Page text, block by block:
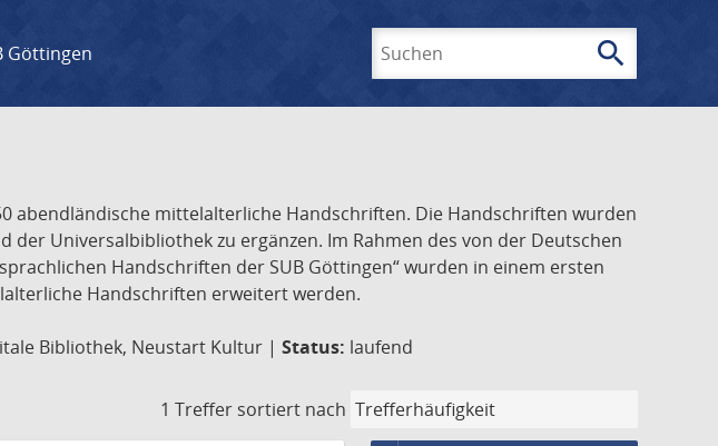
Göttingen search
abendländische mittelalterliche Handschriften. Die Handschriften wurden
Universalbibliothek zu ergänzen. Im Rahmen des von der Deutschen
Handschriften der SUB Göttingen“ wurden in einem ersten
Handschriften erweitert werden.
Bibliothek, Neustart Kultur | Status: laufend
1 Treffer sortiert nach